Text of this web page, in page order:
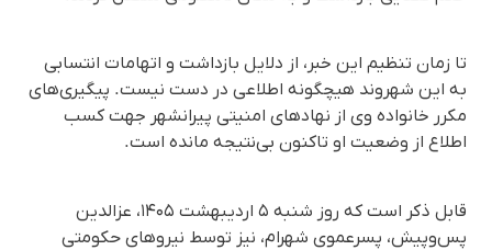
تا زمان تنظیم این خبر، از دلایل بازداشت و اتهامات انتسابی
به این شهروند هیچگونه اطلاعی در دست نیست. پیگیری‌های
مکرر خانواده وی از نهادهای امنیتی پیرانشهر جهت کسب
اطلاع از وضعیت او تاکنون بی‌نتیجه مانده است.
قابل ذکر است که روز شنبه ۵ اردیبهشت ۱۴۰۵، عزالدین
پس‌وپیش، پسرعموی شهرام، نیز توسط نیروهای حکومتی